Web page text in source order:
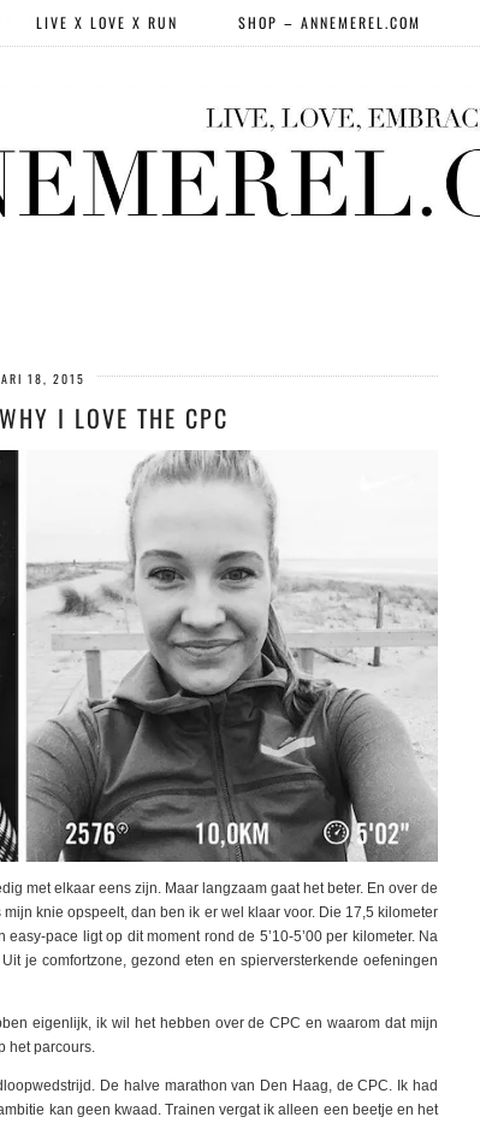
LIVE X LOVE X RUN SHOP – ANNEMEREL.COM
18, 2015
I LOVE THE CPC
met elkaar eens zijn. Maar langzaam gaat het beter. En over de
knie opspeelt, dan ben ik er wel klaar voor. Die 17,5 kilometer
pace ligt op dit moment rond de 5’10-5’00 per kilometer. Na
je comfortzone, gezond eten en spierversterkende oefeningen
eigenlijk, ik wil het hebben over de CPC en waarom dat mijn
het parcours.
De halve marathon van Den Haag, de CPC. Ik had
kan geen kwaad. Trainen vergat ik alleen een beetje en het